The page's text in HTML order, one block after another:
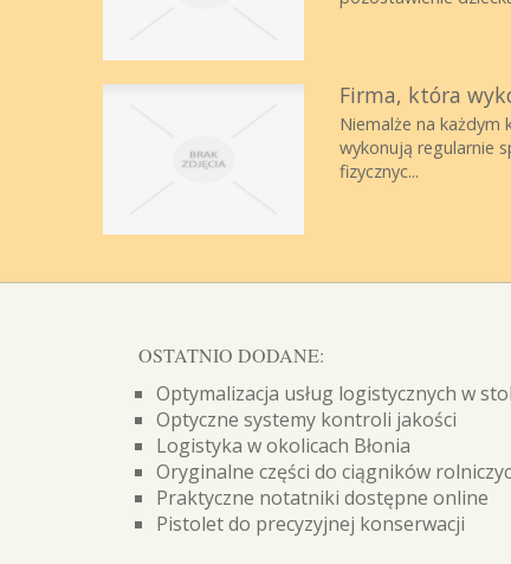
Firma, która
Niemalże na każdym
wykonują regularnie
fizycznyc...
OSTATNIO DODANE:
Optymalizacja usług logistycznych w
Optyczne systemy kontroli jakości
Logistyka w okolicach Błonia
Oryginalne części do ciągników
Praktyczne notatniki dostępne online
Pistolet do precyzyjnej konserwacji